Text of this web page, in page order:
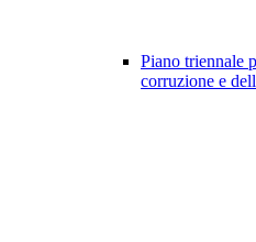
Piano triennale
corruzione e